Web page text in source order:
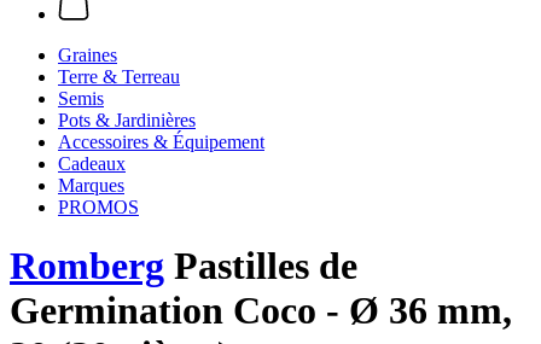
Graines
Terre & Terreau
Semis
Pots & Jardinières
Accessoires & Équipement
Cadeaux
Marques
PROMOS
Romberg Pastilles de
Germination Coco - Ø 36 mm,